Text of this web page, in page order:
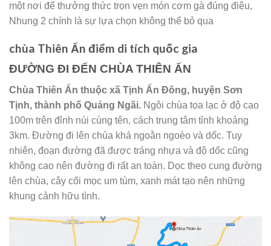
một nơi để thưởng thức trọn vẹn món cơm gà đúng điệu,
Nhung 2 chính là sự lựa chọn không thể bỏ qua
chùa Thiên Ấn điểm di tích quốc gia
ĐƯỜNG ĐI ĐẾN CHÙA THIÊN ẤN
Chùa Thiên Ấn thuộc xã Tịnh Ấn Đông, huyện Sơn
Tịnh, thành phố Quảng Ngãi. Ngôi chùa tọa lạc ở độ cao
100m trên đỉnh núi cùng tên, cách trung tâm tỉnh khoảng
3km. Đường đi lên chùa khá ngoằn ngoèo và dốc. Tuy
nhiên, đoạn đường đã được tráng nhựa và độ dốc cũng
không cao nên đường đi rất an toàn. Dọc theo cung đường
lên chùa, cây cối mọc um tùm, xanh mát tạo nên những
khung cảnh hữu tình.